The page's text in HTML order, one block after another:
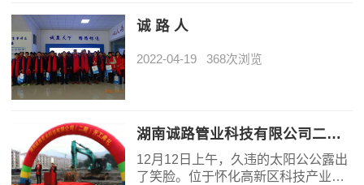
诚 路 人
2022-04-19 368次浏览
湖南诚路管业科技有限公司二期项目开工典礼暨答谢年会
12月12日上午，久违的太阳公公露出
了笑脸。位于怀化高新区科技产业园